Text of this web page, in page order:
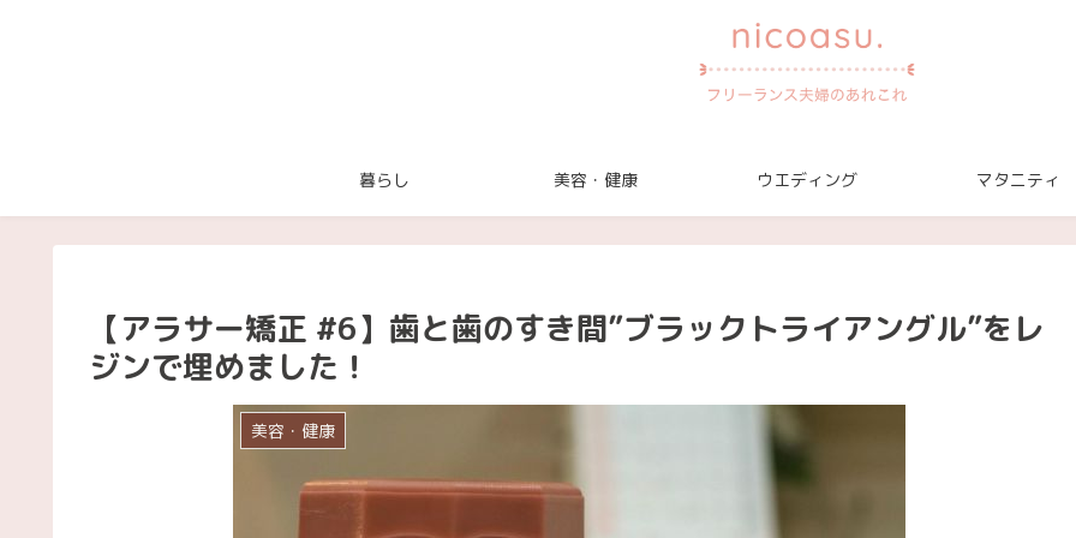
暮らし 美容・健康 ウエディング マタニティ
【アラサー矯正 #6】歯と歯のすき間”ブラックトライアングル”をレ
ジンで埋めました！
美容・健康